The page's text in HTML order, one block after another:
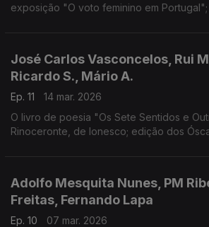
exposição "O voto feminino em Portugal";
José Carlos Vasconcelos, Rui
Ricardo S., Mário A.
Ep. 11
14 mar. 2026
O livro de poesia "Os Sete Sentidos e
Rinoceronte, de Ionesco; edição dos
Adolfo Mesquita Nunes, PM
Freitas, Fernando Lapa
Ep. 10
07 mar. 2026